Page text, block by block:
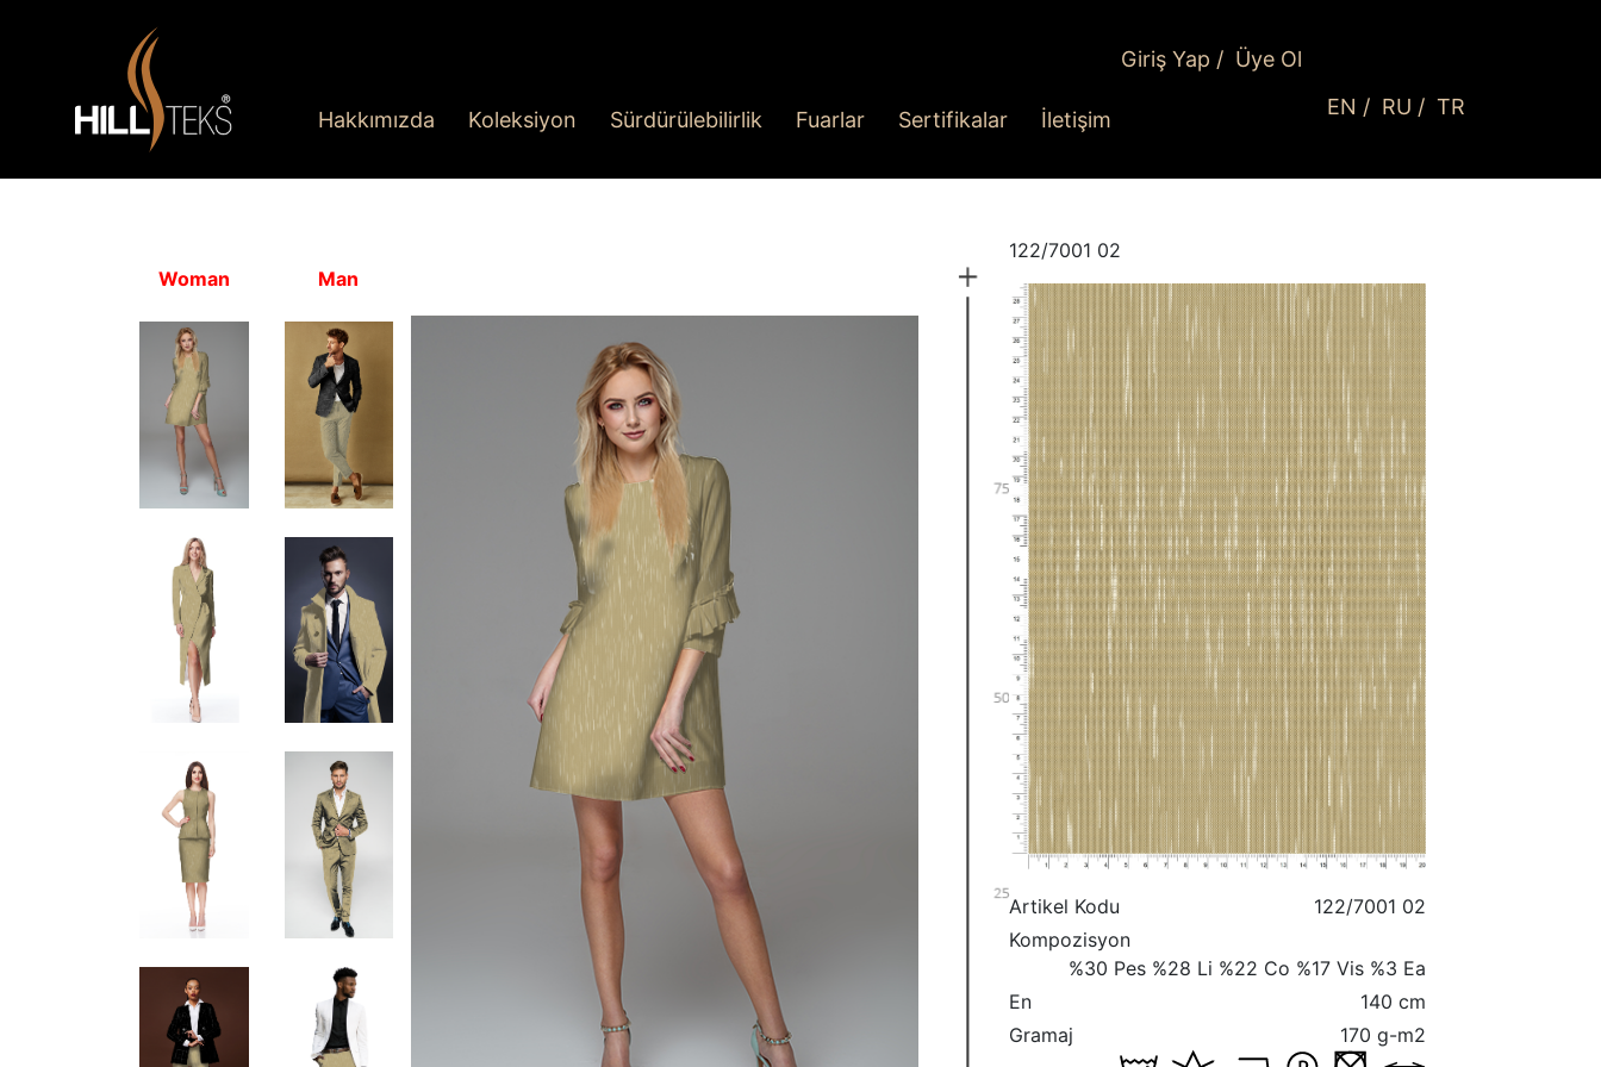
Hakkımızda Koleksiyon Sürdürülebilirlik Fuarlar Sertifikalar İletişim
Giriş Yap / Üye Ol
EN / RU / TR
Woman Man
122/7001 02
Artikel Kodu
122/7001 02
Kompozisyon
%30 Pes %28 Li %22 Co %17 Vis %3 Ea
En
140 cm
Gramaj
170 g-m2